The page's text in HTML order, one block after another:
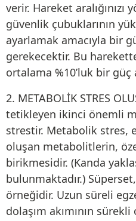
verir. Hareket
güvenlik çubuklarının
ayarlamak amacıyla bir
gerekecektir. Bu
ortalama %10’luk bir güç
2. METABOLİK STRES
tetikleyen ikinci önemli
strestir. Metabolik stres,
oluşan metabolitlerin,
birikmesidir. (Kanda
bulunmaktadır.)
örneğidir. Uzun süreli
dolaşım akımının sürekli